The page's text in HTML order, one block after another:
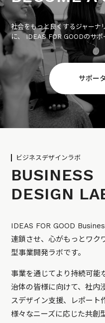
社会をもっと良くするジャーナ
に、 IDEAS FOR GOODのサポ
サポー
ビジネスデザインラボ
BUSINESS
DESIGN
IDEAS FOR GOOD
連鎖させ、心がもっとワク
型事業開発ラボです。
事業を通じてより持続可能
治体の皆様に向けて、社内
スデザイン支援、レポート
様々なニーズに応じた共創